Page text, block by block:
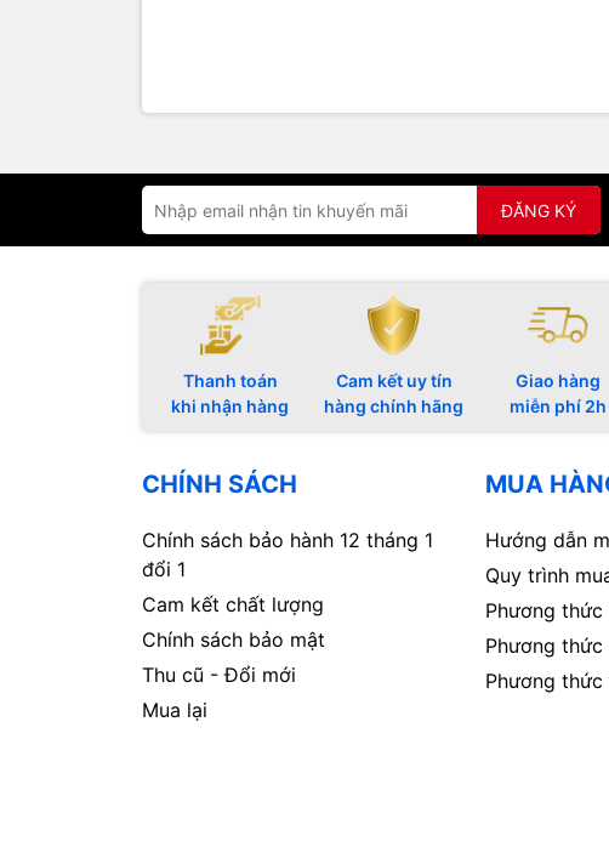
ĐĂNG KÝ
Thanh toán
khi nhận hàng
Cam kết uy tín
hàng chính hãng
Giao hàng
miễn phí 2h
CHÍNH SÁCH
Chính sách bảo hành 12 tháng 1
đổi 1
Cam kết chất lượng
Chính sách bảo mật
Thu cũ - Đổi mới
Mua lại
MUA
Hướng dẫn
Quy trình
Phương
Phương thức
Phương